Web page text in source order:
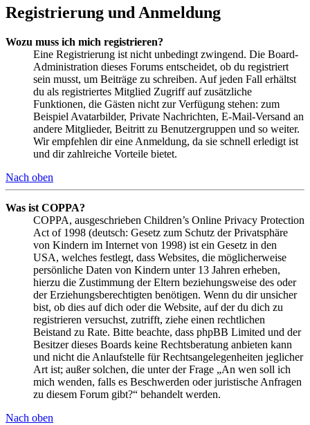
Registrierung und Anmeldung
Wozu muss ich mich registrieren?
Eine Registrierung ist nicht unbedingt zwingend. Die Board-
Administration dieses Forums entscheidet, ob du registriert
sein musst, um Beiträge zu schreiben. Auf jeden Fall erhältst
du als registriertes Mitglied Zugriff auf zusätzliche
Funktionen, die Gästen nicht zur Verfügung stehen: zum
Beispiel Avatarbilder, Private Nachrichten, E-Mail-Versand an
andere Mitglieder, Beitritt zu Benutzergruppen und so weiter.
Wir empfehlen dir eine Anmeldung, da sie schnell erledigt ist
und dir zahlreiche Vorteile bietet.
Nach oben
Was ist COPPA?
COPPA, ausgeschrieben Children’s Online Privacy Protection
Act of 1998 (deutsch: Gesetz zum Schutz der Privatsphäre
von Kindern im Internet von 1998) ist ein Gesetz in den
USA, welches festlegt, dass Websites, die möglicherweise
persönliche Daten von Kindern unter 13 Jahren erheben,
hierzu die Zustimmung der Eltern beziehungsweise des oder
der Erziehungsberechtigten benötigen. Wenn du dir unsicher
bist, ob dies auf dich oder die Website, auf der du dich zu
registrieren versuchst, zutrifft, ziehe einen rechtlichen
Beistand zu Rate. Bitte beachte, dass phpBB Limited und der
Besitzer dieses Boards keine Rechtsberatung anbieten kann
und nicht die Anlaufstelle für Rechtsangelegenheiten jeglicher
Art ist; außer solchen, die unter der Frage „An wen soll ich
mich wenden, falls es Beschwerden oder juristische Anfragen
zu diesem Forum gibt?“ behandelt werden.
Nach oben